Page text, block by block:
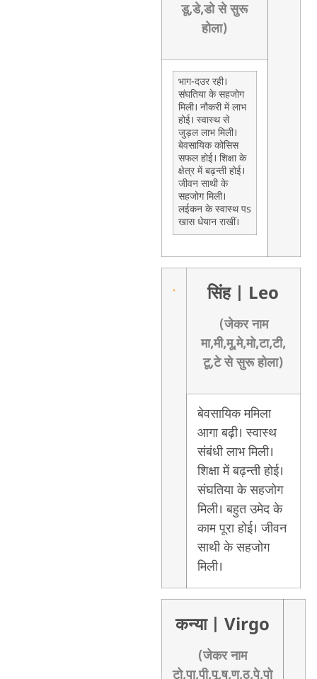
डू,डे,डो से सुरू
होला)
भाग-दउर रही।
संघतिया के सहजोग
मिली। नौकरी में लाभ
होई। स्वास्थ से
जुड़ल लाभ मिली।
बेवसायिक कोसिस
सफल होई। शिक्षा के
क्षेत्र में बढ़न्ती होई।
जीवन साथी के
सहजोग मिली।
लईकन के स्वास्थ पs
खास धेयान राखीं।
सिंह | Leo
(जेकर नाम
मा,मी,मू,मे,मो,टा,टी,
टू,टे से सुरू होला)
बेवसायिक ममिला
आगा बढ़ी। स्वास्थ
संबंधी लाभ मिली।
शिक्षा में बढ़न्ती होई।
संघतिया के सहजोग
मिली। बहुत उमेद के
काम पूरा होई। जीवन
साथी के सहजोग
मिली।
कन्या | Virgo
(जेकर नाम
टो,पा,पी,पू,ष,ण,ठ,पे,पो